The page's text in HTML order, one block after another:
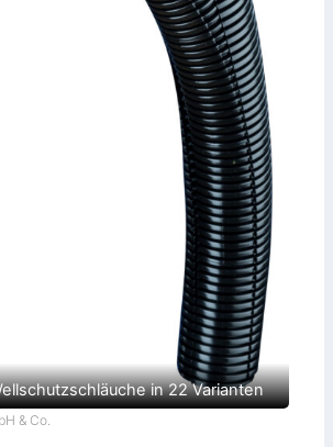
in 22 Varianten
& Co.